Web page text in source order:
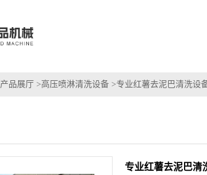
产品展厅 >高压喷淋清洗设备 >专业红薯去泥巴清洗设
专业红薯去泥巴清